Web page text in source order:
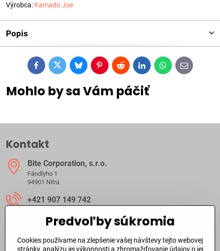
Výrobca: Kamado Joe
Popis
FacebookTwitterBlueskyPinterestRedditLinkedInWhatsApp
E-
mail
Mohlo by sa Vám páčiť
Kontakt
Bite Corporation, s​.r​.o​.
Fándlyho 1
94901 Nitra
+421 907 149 742
ibite​@ibite​.sk
Predvoľby súkromia
Cookies používame na zlepšenie vašej návštevy tejto webovej
stránky, analýzu jej výkonnosti a zhromažďovanie údajov o jej